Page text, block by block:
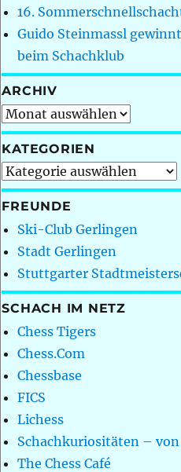
16.
Guido Steinmassl
beim Schachklub
ARCHIV
Archiv
KATEGORIEN
Kategorien
FREUNDE
Ski-Club Gerlingen
Stadt Gerlingen
Stuttgarter
SCHACH IM NETZ
Chess Tigers
Chess.Com
Chessbase
FICS
Lichess
Schachkuriositäten –
The Chess Café